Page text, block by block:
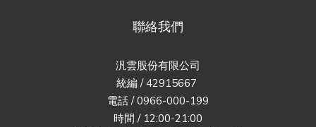
聯絡我們
汎雲股份有限公司
統編 / 42915667
電話 / 0966-000-199
時間 / 12:00-21:00